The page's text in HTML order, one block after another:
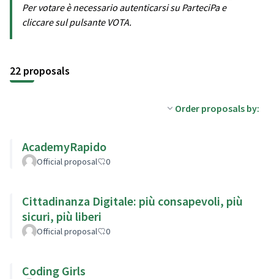
Per votare è necessario autenticarsi su ParteciPa e
cliccare sul pulsante VOTA.
22 proposals
Order proposals by:
AcademyRapido
Official proposal 0
Cittadinanza Digitale: più consapevoli, più
sicuri, più liberi
Official proposal 0
Coding Girls